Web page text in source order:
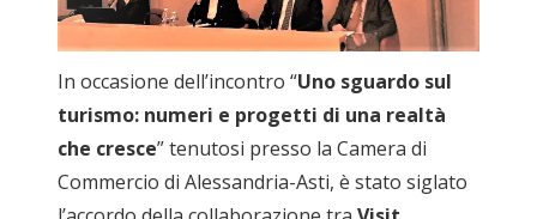
In occasione dell’incontro “Uno sguardo sul
turismo: numeri e progetti di una realtà
che cresce” tenutosi presso la Camera di
Commercio di Alessandria-Asti, è stato siglato